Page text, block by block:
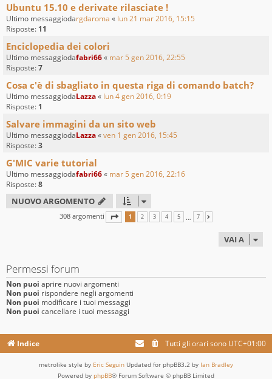
Ubuntu 15.10 e derivate rilasciate !
Ultimo messaggiodargdaroma « lun 21 mar 2016, 15:15
Risposte: 11
Enciclopedia dei colori
Ultimo messaggiodafabri66« mar 5 gen 2016, 22:55
Risposte:7
Cosa c'è di sbagliato in questa riga di comando batch?
Ultimo messaggiodaLazza« lun 4 gen 2016, 0:19
Risposte: 1
Salvare immagini da un sito web
Ultimo messaggiodaLazza«ven 1 gen 2016, 15:45
Risposte:3
G'MIC varie tutorial
Ultimo messaggiodafabri66« mar 5 gen 2016, 22:16
Risposte:8
NUOVO ARGOMENTO
308 argomenti PAGINA1 7
1 2 3 4 5 … 7
VAI A
Permessi forum
Non puoi aprire nuovi argomenti
Non puoi rispondere negli argomenti
Non puoi modificare i tuoi messaggi
Non puoi cancellare i tuoi messaggi
Indice Tutti gli orari sono UTC+01:00
metrolike style by Eric Seguin Updated for phpBB3.2 by Ian Bradley
Powered by phpBB® Forum Software © phpBB Limited